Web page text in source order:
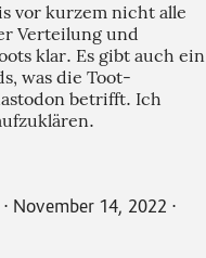
vor kurzem nicht alle
Verteilung und
klar. Es gibt auch ein
was die Toot-
betrifft. Ich
⋅ November 14, 2022 ⋅